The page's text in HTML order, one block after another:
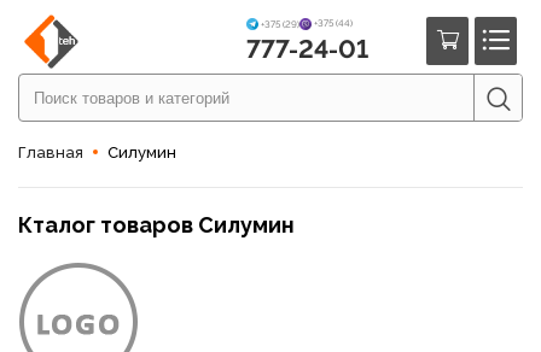
+375 (29) +375 (44)
777-24-01
Главная Силумин
Кталог товаров Силумин